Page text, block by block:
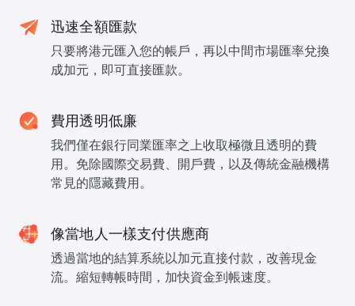
迅速全額匯款
只要將港元匯入您的帳戶，再以中間市場匯率兌換
成加元，即可直接匯款。
費用透明低廉
我們僅在銀行同業匯率之上收取極微且透明的費
用。免除國際交易費、開戶費，以及傳統金融機構
常見的隱藏費用。
像當地人一樣支付供應商
透過當地的結算系統以加元直接付款，改善現金
流。縮短轉帳時間，加快資金到帳速度。